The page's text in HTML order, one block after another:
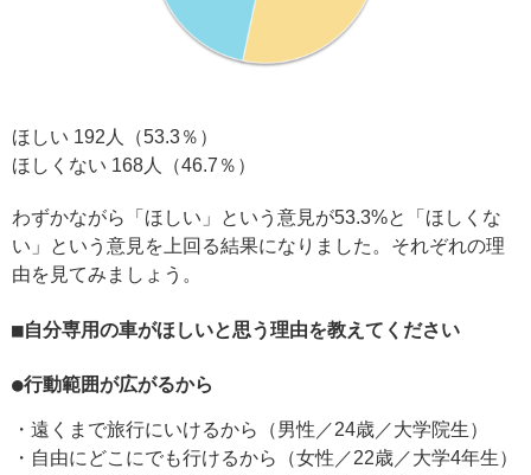
ほしい 192人（53.3％）
ほしくない 168人（46.7％）
わずかながら「ほしい」という意見が53.3%と「ほしくな
い」という意見を上回る結果になりました。それぞれの理
由を見てみましょう。
■自分専用の車がほしいと思う理由を教えてください
●行動範囲が広がるから
・遠くまで旅行にいけるから（男性／24歳／大学院生）
・自由にどこにでも行けるから（女性／22歳／大学4年生）